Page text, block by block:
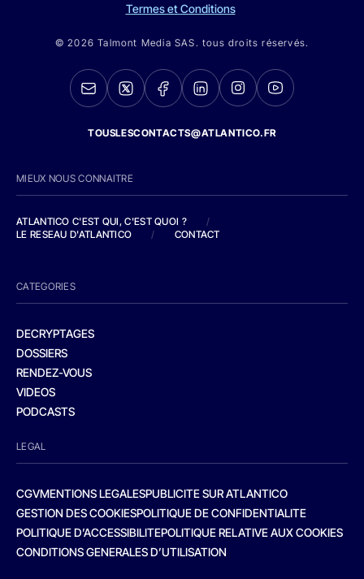
Termes et Conditions
© 2026 Talmont Media SAS. tous droits réservés.
TOUSLESCONTACTS@ATLANTICO.FR
MIEUX NOUS CONNAITRE
ATLANTICO C'EST QUI, C'EST QUOI ?
/
LE RESEAU D'ATLANTICO
/ CONTACT
CATEGORIES
DECRYPTAGES
DOSSIERS
RENDEZ-VOUS
VIDEOS
PODCASTS
LEGAL
CGVMENTIONS LEGALESPUBLICITE SUR ATLANTICO
GESTION DES COOKIESPOLITIQUE DE CONFIDENTIALITE
POLITIQUE D’ACCESSIBILITEPOLITIQUE RELATIVE AUX COOKIES
CONDITIONS GENERALES D’UTILISATION